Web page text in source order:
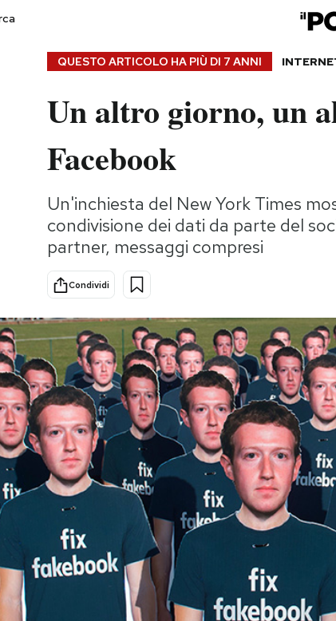
Storie/Idee
Ok Boomer!
Altrecose
Mondiali calcio 2026
QUESTO ARTICOLO HA PIÙ DI 7 ANNI
Un altro giorno, un
Facebook
Un'inchiesta del New York Times
condivisione dei dati da parte del
partner, messaggi compresi
Condividi